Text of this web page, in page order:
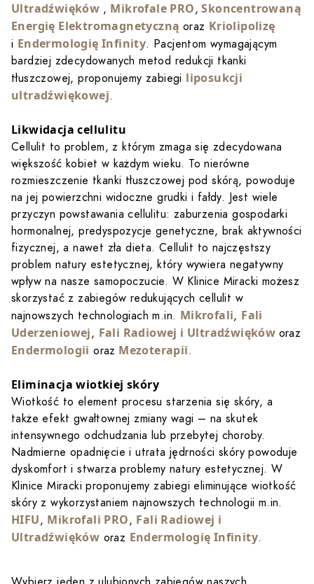
Ultradźwięków , Mikrofale PRO, Skoncentrowaną
Energię Elektromagnetyczną oraz Kriolipolizę
i Endermologię Infinity. Pacjentom wymagającym
bardziej zdecydowanych metod redukcji tkanki
tłuszczowej, proponujemy zabiegi liposukcji
ultradźwiękowej.
Likwidacja cellulitu
Cellulit to problem, z którym zmaga się zdecydowana
większość kobiet w każdym wieku. To nierówne
rozmieszczenie tkanki tłuszczowej pod skórą, powoduje
na jej powierzchni widoczne grudki i fałdy. Jest wiele
przyczyn powstawania cellulitu: zaburzenia gospodarki
hormonalnej, predyspozycje genetyczne, brak aktywności
fizycznej, a nawet zła dieta. Cellulit to najczęstszy
problem natury estetycznej, który wywiera negatywny
wpływ na nasze samopoczucie. W Klinice Miracki możesz
skorzystać z zabiegów redukujących cellulit w
najnowszych technologiach m.in. Mikrofali, Fali
Uderzeniowej, Fali Radiowej i Ultradźwięków oraz
Endermologii oraz Mezoterapii.
Eliminacja wiotkiej skóry
Wiotkość to element procesu starzenia się skóry, a
także efekt gwałtownej zmiany wagi – na skutek
intensywnego odchudzania lub przebytej choroby.
Nadmierne opadnięcie i utrata jędrności skóry powoduje
dyskomfort i stwarza problemy natury estetycznej. W
Klinice Miracki proponujemy zabiegi eliminujące wiotkość
skóry z wykorzystaniem najnowszych technologii m.in.
HIFU, Mikrofali PRO, Fali Radiowej i
Ultradźwięków oraz Endermologię Infinity.